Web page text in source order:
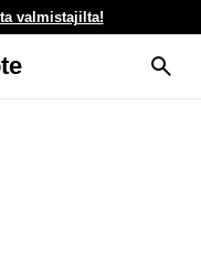
valmistajilta!